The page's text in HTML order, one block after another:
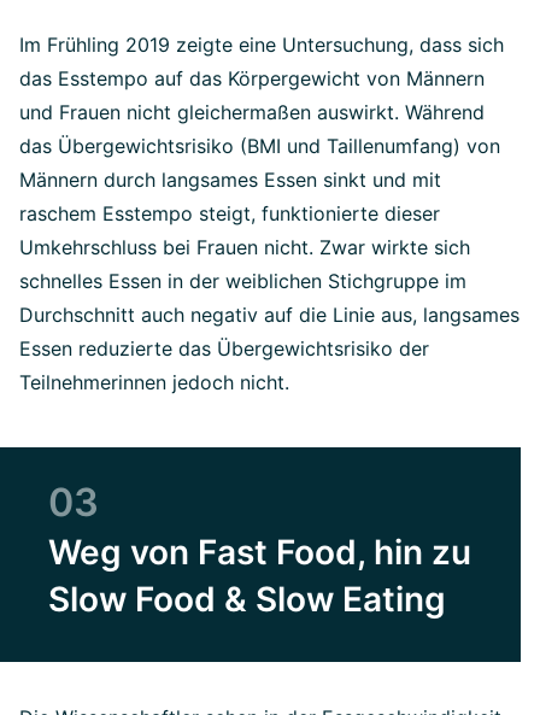
Im Frühling 2019 zeigte eine Untersuchung, dass sich
das Esstempo auf das Körpergewicht von Männern
und Frauen nicht gleichermaßen auswirkt. Während
das Übergewichtsrisiko (BMI und Taillenumfang) von
Männern durch langsames Essen sinkt und mit
raschem Esstempo steigt, funktionierte dieser
Umkehrschluss bei Frauen nicht. Zwar wirkte sich
schnelles Essen in der weiblichen Stichgruppe im
Durchschnitt auch negativ auf die Linie aus, langsames
Essen reduzierte das Übergewichtsrisiko der
Teilnehmerinnen jedoch nicht.
03
Weg von Fast Food, hin zu
Slow Food & Slow Eating